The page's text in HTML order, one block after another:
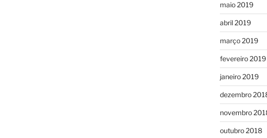
maio 2019
abril 2019
março 2019
fevereiro 2019
janeiro 2019
dezembro
novembro
outubro 2018